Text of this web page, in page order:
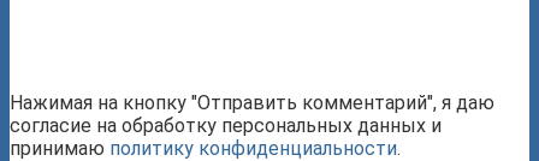
Нажимая на кнопку "Отправить комментарий", я даю
согласие на обработку персональных данных и
принимаю политику конфиденциальности.